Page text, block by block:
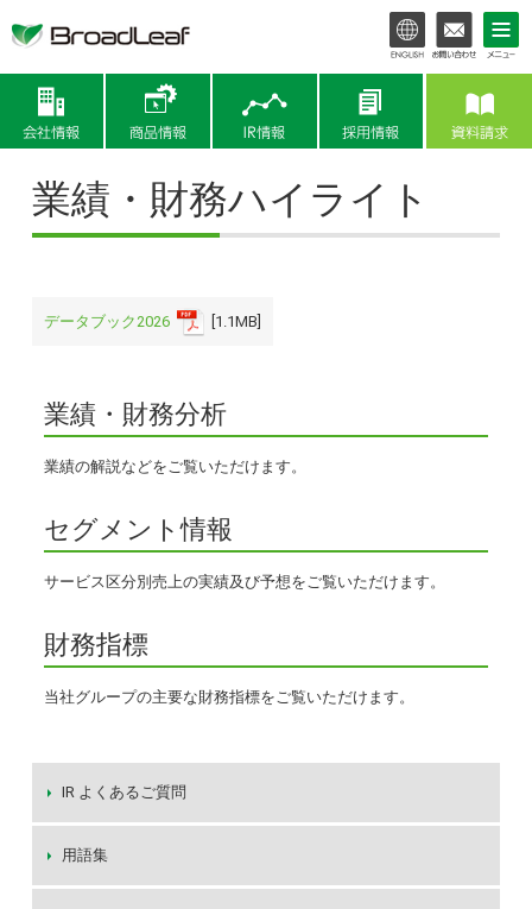
商品情報
業績・財務ハイライト
データブック2026 [1.1MB]
業績・財務分析
業績の解説などをご覧いただけます。
セグメント情報
サービス区分別売上の実績及び予想をご覧いただけます。
財務指標
当社グループの主要な財務指標をご覧いただけます。
IR よくあるご質問
用語集